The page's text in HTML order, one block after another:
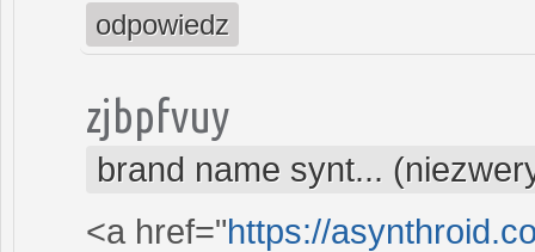
odpowiedz
zjbpfvuy
brand name synt...
<a href="https://